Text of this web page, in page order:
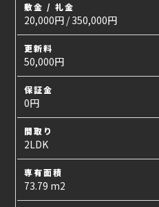
敷金 / 礼金
20,000円 / 350,000円
更新料
50,000円
保証金
0円
間取り
2LDK
専有面積
73.79 m2